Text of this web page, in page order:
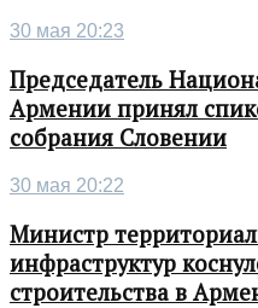
30 мая 20:23
Председатель
Армении принял
собрания Словении
30 мая 20:22
Министр
инфраструктур
строительства в